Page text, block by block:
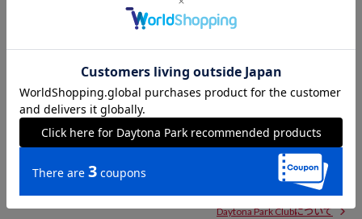
Daytona Park Clubについて